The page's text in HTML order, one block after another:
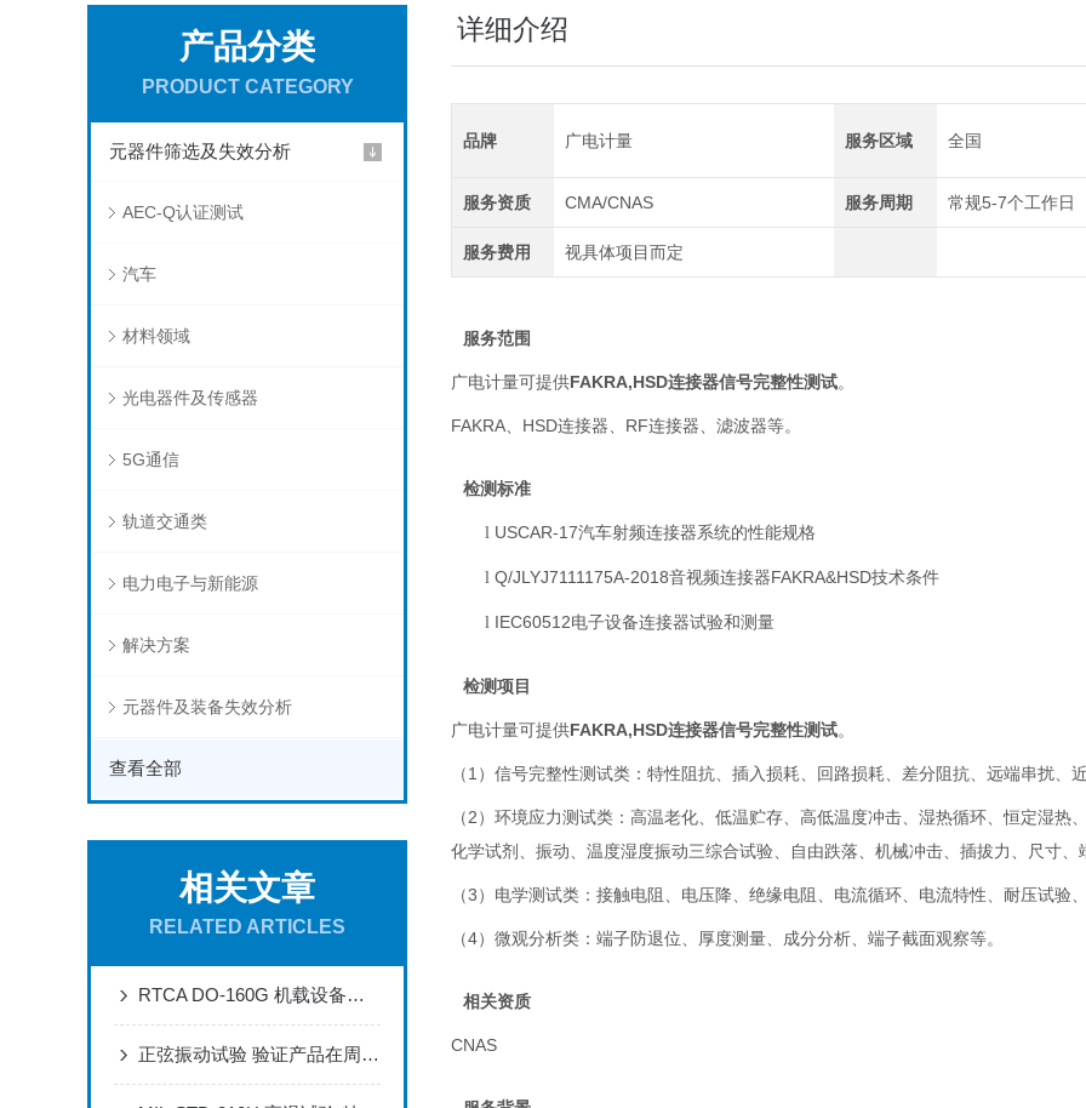
产品分类
PRODUCT CATEGORY
元器件筛选及失效分析
AEC-Q认证测试
汽车
材料领域
光电器件及传感器
5G通信
轨道交通类
电力电子与新能源
解决方案
元器件及装备失效分析
查看全部
相关文章
RELATED ARTICLES
RTCA DO-160G 机载设备环境试验 严苛环境适应性全面验证
正弦振动试验 验证产品在周期性振动下的结构可靠性
详细介绍
品牌 广电计量 服务区域 全国
服务资质 CMA/CNAS 服务周期 常规5-7个工作日
服务费用 视具体项目而定
服务范围
广电计量可提供FAKRA,HSD连接器信号完整性测试。
FAKRA HSD连接器、 RF连接器、滤波器等。
检测标准
l USCAR-17汽车射频连接器系统的性能规格
l Q/JLYJ7111175A-2018⾳视频连接器FAKRA&HSD技术条件
l IEC60512电子设备连接器试验和测量
检测项目
广电计量可提供FAKRA,HSD连接器信号完整性测试。
（1 ）信号完整性测试类：特性阻抗、插入损耗、回路损耗、差分阻抗、远端串扰、
（2）环境应力测试类：⾼温⽼化、低温贮存、⾼低温度冲击、湿热循环、恒定湿
化学试剂、振动、温度湿度振动三综合试验、⾃由跌落、机械冲击、插拔力、尺寸
（3）电学测试类：接触电阻、电压降、绝缘电阻、电流循环、电流特性、耐压试验
（4）微观分析类：端⼦防退位、厚度测量、成分分析、端⼦截⾯观察等。
相关资质
CNAS